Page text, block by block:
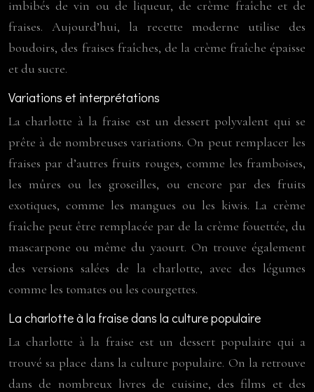
imbibés de vin ou de liqueur, de crème fraîche et de
fraises. Aujourd’hui, la recette moderne utilise des
boudoirs, des fraises fraîches, de la crème fraîche épaisse
et du sucre.
Variations et interprétations
La charlotte à la fraise est un dessert polyvalent qui se
prête à de nombreuses variations. On peut remplacer les
fraises par d’autres fruits rouges, comme les framboises,
les mûres ou les groseilles, ou encore par des fruits
exotiques, comme les mangues ou les kiwis. La crème
fraîche peut être remplacée par de la crème fouettée, du
mascarpone ou même du yaourt. On trouve également
des versions salées de la charlotte, avec des légumes
comme les tomates ou les courgettes.
La charlotte à la fraise dans la culture populaire
La charlotte à la fraise est un dessert populaire qui a
trouvé sa place dans la culture populaire. On la retrouve
dans de nombreux livres de cuisine, des films et des